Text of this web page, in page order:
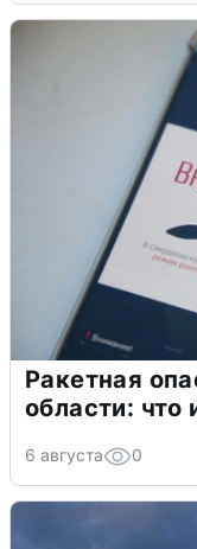
Ракетная
области: что
6 августа 0